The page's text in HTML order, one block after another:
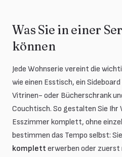
Was Sie in einer
können
Jede Wohnserie vereint die
wie einen Esstisch, ein
Vitrinen- oder Bücherschrank
Couchtisch. So gestalten Sie Ihr
Esszimmer komplett, ohne
bestimmen das Tempo selbst:
komplett erwerben oder zuerst